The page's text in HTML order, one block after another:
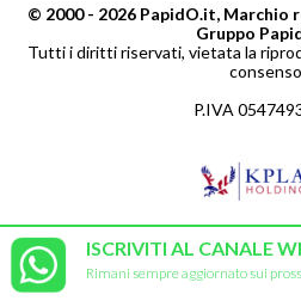
ISCRIVITI AL CANALE
Rimani sempre aggiornato sui
© 2000 - 2026 PapidO.it, Marchio
Gruppo
Tutti i diritti riservati, vietata la
P.IVA